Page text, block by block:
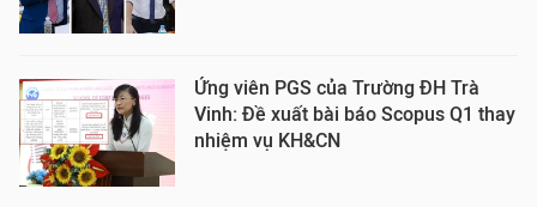
Ứng viên PGS của Trường ĐH Trà
Vinh: Đề xuất bài báo Scopus Q1 thay
nhiệm vụ KH&CN